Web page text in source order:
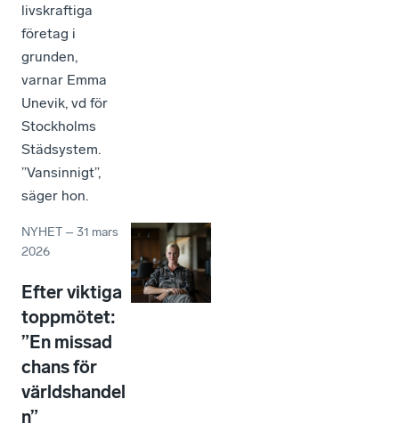
livskraftiga
företag i
grunden,
varnar Emma
Unevik, vd för
Stockholms
Städsystem.
”Vansinnigt”,
säger hon.
NYHET –31 mars
2026
Efter viktiga
toppmötet:
”En missad
chans för
världshandel
n”